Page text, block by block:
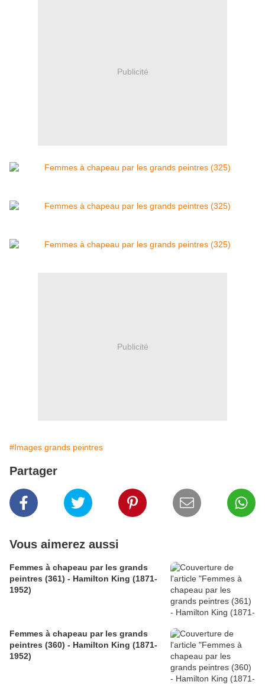
Publicité
Publicité
#Images grands peintres
Partager
Vous aimerez aussi
Femmes à chapeau par les grands
peintres (361) - Hamilton King (1871-
1952)
Femmes à chapeau par les grands
peintres (360) - Hamilton King (1871-
1952)